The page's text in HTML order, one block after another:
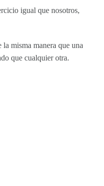
igual que nosotros,
misma manera que una
que cualquier otra.